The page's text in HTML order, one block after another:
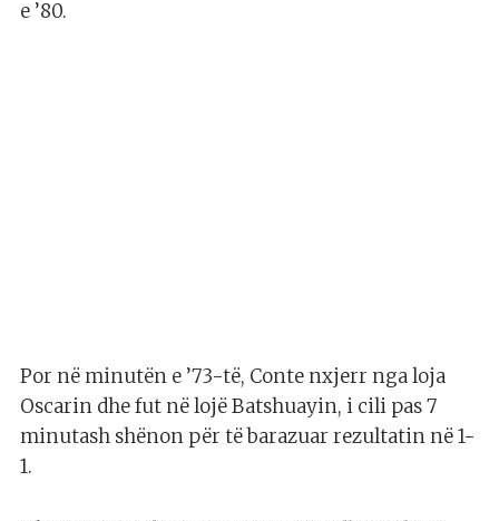
e ’80.
Por në minutën e ’73-të, Conte nxjerr nga loja
Oscarin dhe fut në lojë Batshuayin, i cili pas 7
minutash shënon për të barazuar rezultatin në 1-
1.